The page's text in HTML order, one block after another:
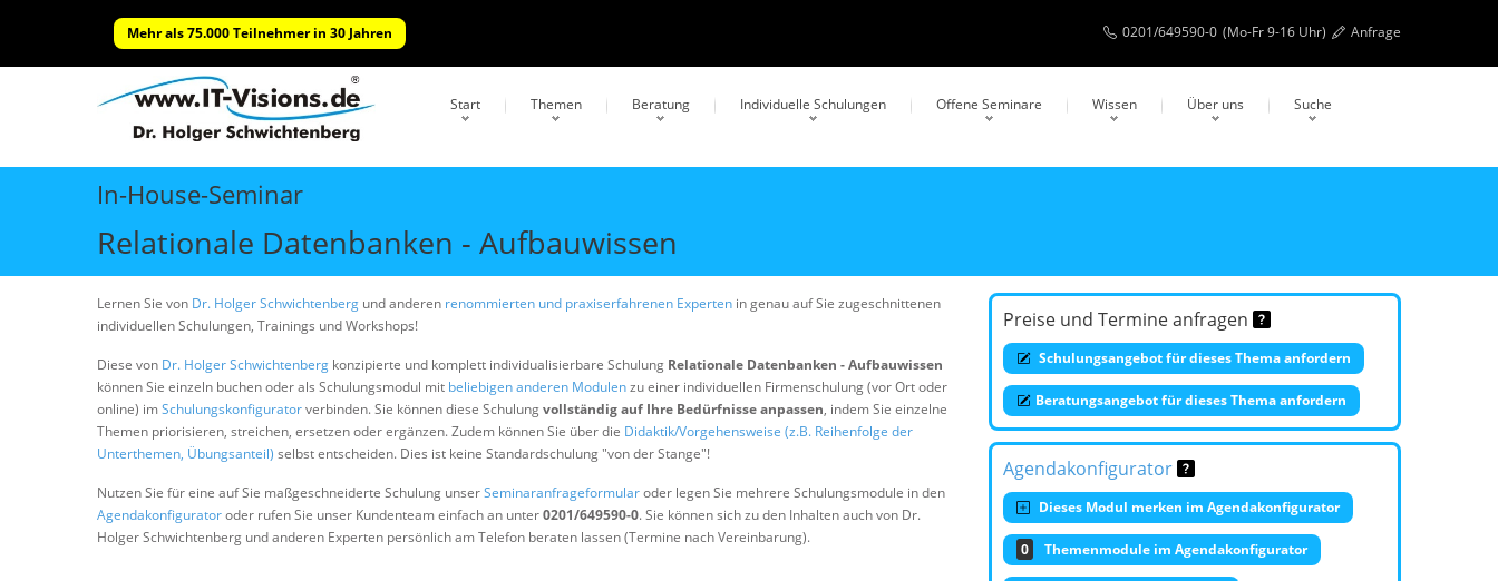
Mehr als 75.000 Teilnehmer in 30 Jahren 0201/649590-0 (Mo-Fr 9-16 Uhr) Anfrage
Start Themen Beratung Individuelle Schulungen Offene Seminare Wissen Über uns Suche
In-House-Seminar
Relationale Datenbanken - Aufbauwissen
Lernen Sie von Dr. Holger Schwichtenberg und anderen renommierten und praxiserfahrenen Experten in genau auf Sie zugeschnittenen
individuellen Schulungen, Trainings und Workshops!
Diese von Dr. Holger Schwichtenberg konzipierte und komplett individualisierbare Schulung Relationale Datenbanken - Aufbauwissen
können Sie einzeln buchen oder als Schulungsmodul mit beliebigen anderen Modulenzu einer individuellen Firmenschulung (vor Ort oder
online) imSchulungskonfiguratorverbinden. Sie können diese Schulungvollständig auf Ihre Bedürfnisse anpassen, indem Sie einzelne
Themen priorisieren, streichen, ersetzen oder ergänzen. Zudem können Sie über die Didaktik/Vorgehensweise (z.B. Reihenfolge der
Unterthemen, Übungsanteil) selbst entscheiden. Dies ist keine Standardschulung "von der Stange"!
Nutzen Sie für eine auf Sie maßgeschneiderte Schulung unserSeminaranfrageformularoder legen Sie mehrere Schulungsmodule in den
Agendakonfiguratoroder rufen Sie unser Kundenteam einfach an unter0201/649590-0. Sie können sich zu den Inhalten auch von Dr.
Holger Schwichtenberg und anderen Experten persönlich am Telefon beraten lassen (Termine nach Vereinbarung).
Preise und Termine anfragen
Schulungsangebot für dieses Thema anfordern
Beratungsangebot für dieses Thema anfordern
Agendakonfigurator
Dieses Modul merken im Agendakonfigurator
0 Themenmodule im Agendakonfigurator